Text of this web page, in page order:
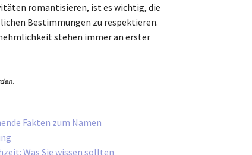
romantisieren, ist es wichtig, die
Bestimmungen zu respektieren.
stehen immer an erster
Fakten zum Namen
Was Sie wissen sollten